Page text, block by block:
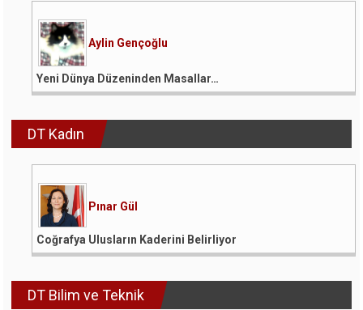
Aylin Gençoğlu
Yeni Dünya Düzeninden Masallar…
DT Kadın
Pınar Gül
Coğrafya Ulusların Kaderini Belirliyor
DT Bilim ve Teknik